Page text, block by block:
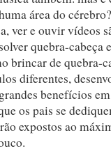
área do
ver e ouvir vídeos
quebra-cabeça
brincar de quebra-
diferentes,
benefícios
os pais se
expostos ao